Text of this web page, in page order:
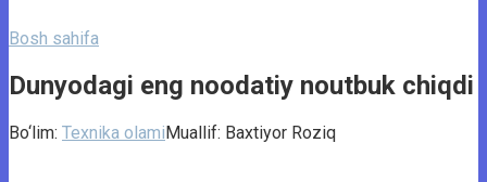
Bosh sahifa
Dunyodagi eng noodatiy noutbuk chiqdi
Bo‘lim: Texnika olamiMuallif: Baxtiyor Roziq